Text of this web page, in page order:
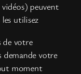
vidéos) peuvent
utilisez
votre
demande votre
moment